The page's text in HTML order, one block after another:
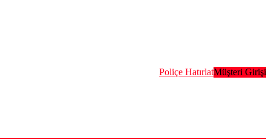
Müşteri Girişi
Poliçe Hatırlat